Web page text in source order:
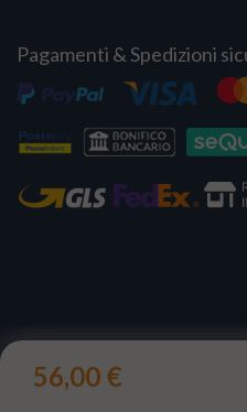
56,00 €
Pagamenti & Spedizioni
Copyright 2023 | Il Portale del